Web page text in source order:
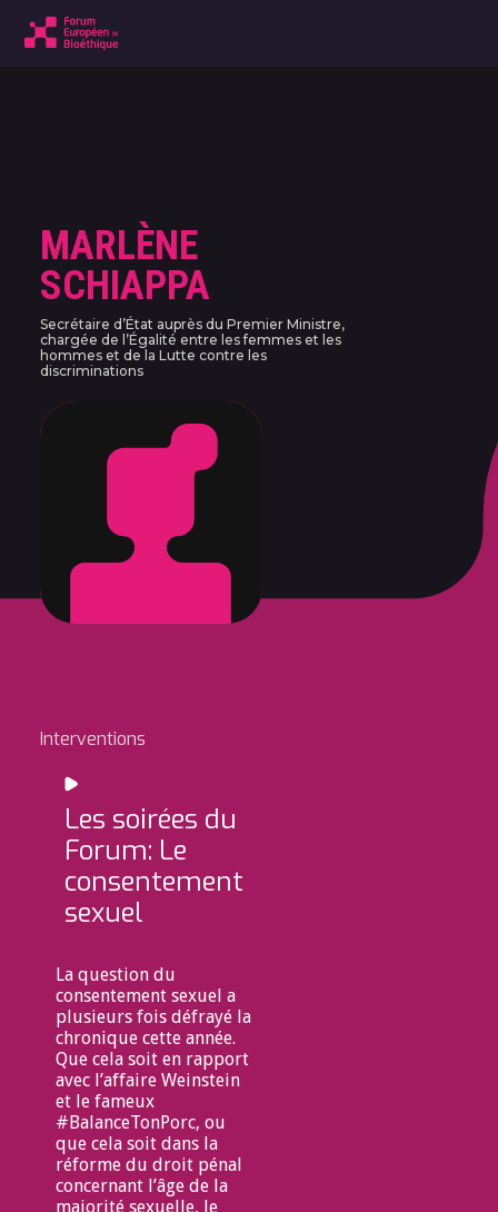
MARLÈNE
SCHIAPPA
Secrétaire d’État auprès du Premier Ministre,
chargée de l’Égalité entre les femmes et les
hommes et de la Lutte contre les
discriminations
Interventions
Les soirées du
Forum: Le
consentement
sexuel
La question du
consentement sexuel a
plusieurs fois défrayé la
chronique cette année.
Que cela soit en rapport
avec l’affaire Weinstein
et le fameux
#BalanceTonPorc, ou
que cela soit dans la
réforme du droit pénal
concernant l’âge de la
majorité sexuelle, le